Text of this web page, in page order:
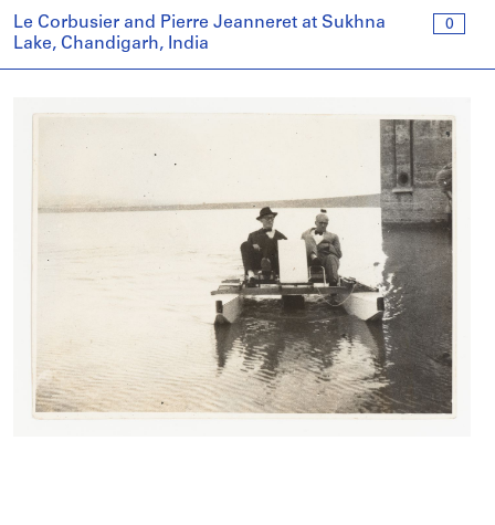
0
Le Corbusier and Pierre Jeanneret at Sukhna
Lake, Chandigarh, India